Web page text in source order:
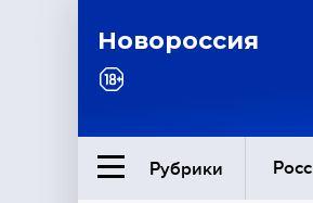
Новороссия
Рубрики